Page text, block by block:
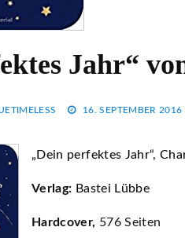
Jahr“
16. SEPTEMBER 2016
„Dein perfektes Jahr“,
Verlag: Bastei Lübbe
Hardcover, 576 Seiten